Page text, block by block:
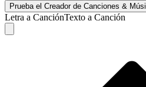
Prueba el Creador de Canciones &
Letra a CanciónTexto a Canción